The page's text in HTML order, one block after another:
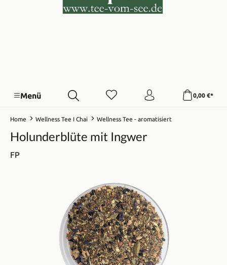
Menü 0,00 €*
Home Wellness Tee I Chai Wellness Tee - aromatisiert
Holunderblüte mit Ingwer
FP
Bildergalerie überspringen